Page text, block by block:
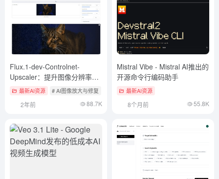
Flux.1-dev-Controlnet-
Upscaler：提升图像分辨率、
优化图像质量、增强图像细节
最新AI资源 # AI图像放大与修复
2年前 88.7K
Mistral Vibe - Mistral AI推出的
开源命令行编码助手
最新AI资源
8个月前 55.8K